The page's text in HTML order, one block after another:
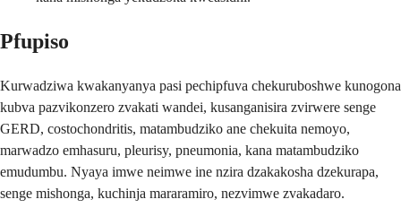
Pfupiso
Kurwadziwa kwakanyanya pasi pechipfuva chekuruboshwe kunogona
kubva pazvikonzero zvakati wandei, kusanganisira zvirwere senge
GERD, costochondritis, matambudziko ane chekuita nemoyo,
marwadzo emhasuru, pleurisy, pneumonia, kana matambudziko
emudumbu. Nyaya imwe neimwe ine nzira dzakakosha dzekurapa,
senge mishonga, kuchinja mararamiro, nezvimwe zvakadaro.